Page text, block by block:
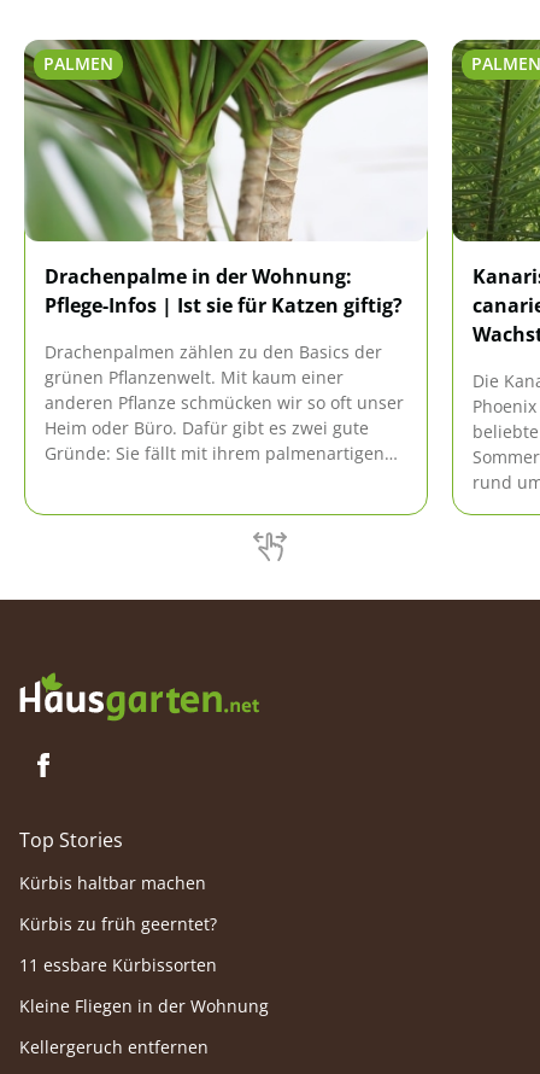
PALMEN
Drachenpalme in der Wohnung:
Pflege-Infos | Ist sie für Katzen giftig?
Drachenpalmen zählen zu den Basics der
grünen Pflanzenwelt. Mit kaum einer
anderen Pflanze schmücken wir so oft unser
Heim oder Büro. Dafür gibt es zwei gute
Gründe: Sie fällt mit ihrem palmenartigen
PALMEN
Die
rund
Top Stories
Kürbis haltbar machen
Kürbis zu früh geerntet?
11 essbare Kürbissorten
Kleine Fliegen in der Wohnung
Kellergeruch entfernen